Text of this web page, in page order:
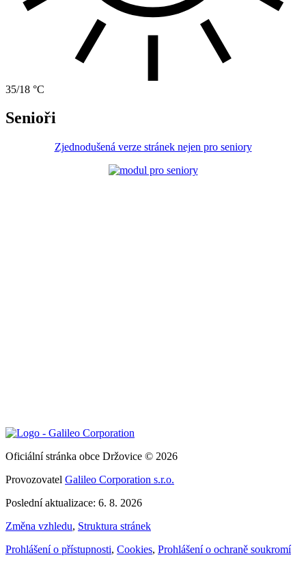
35/18 °C
Senioři
Zjednodušená verze stránek nejen pro seniory
Oficiální stránka obce Držovice © 2026
Provozovatel Galileo Corporation s.r.o.
Poslední aktualizace: 6. 8. 2026
Změna vzhledu, Struktura stránek
Prohlášení o přístupnosti, Cookies, Prohlášení o ochraně soukromí